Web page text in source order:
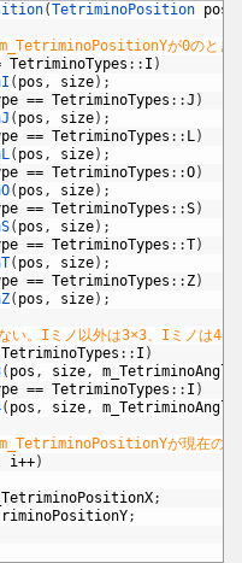
(TetriminoPosition pos
が0のとき
TetriminoTypes : : I )
( pos , size) ;
== TetriminoTypes : :J )
( pos , size) ;
== TetriminoTypes : : L)
( pos , size) ;
== TetriminoTypes : :O)
( pos , size) ;
== TetriminoTypes : :S)
( pos , size) ;
== TetriminoTypes : :T)
( pos , size) ;
== TetriminoTypes : : Z)
( pos , size) ;
い。Iミノ以外は3×3、Iミノは4×4
TetriminoTypes : : I )
( pos , size, m_TetriminoAngle
== TetriminoTypes : : I )
( pos , size, m_TetriminoAngle
が現在の値
i++)
;
;